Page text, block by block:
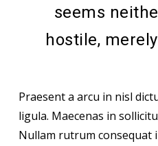
seems
hostile,
Praesent a arcu in nisl
ligula. Maecenas in
Nullam rutrum consequat